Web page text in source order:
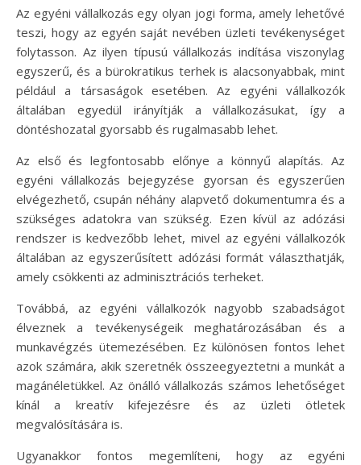
Az egyéni vállalkozás egy olyan jogi forma, amely lehetővé
teszi, hogy az egyén saját nevében üzleti tevékenységet
folytasson. Az ilyen típusú vállalkozás indítása viszonylag
egyszerű, és a bürokratikus terhek is alacsonyabbak, mint
például a társaságok esetében. Az egyéni vállalkozók
általában egyedül irányítják a vállalkozásukat, így a
döntéshozatal gyorsabb és rugalmasabb lehet.
Az első és legfontosabb előnye a könnyű alapítás. Az
egyéni vállalkozás bejegyzése gyorsan és egyszerűen
elvégezhető, csupán néhány alapvető dokumentumra és a
szükséges adatokra van szükség. Ezen kívül az adózási
rendszer is kedvezőbb lehet, mivel az egyéni vállalkozók
általában az egyszerűsített adózási formát választhatják,
amely csökkenti az adminisztrációs terheket.
Továbbá, az egyéni vállalkozók nagyobb szabadságot
élveznek a tevékenységeik meghatározásában és a
munkavégzés ütemezésében. Ez különösen fontos lehet
azok számára, akik szeretnék összeegyeztetni a munkát a
magánéletükkel. Az önálló vállalkozás számos lehetőséget
kínál a kreatív kifejezésre és az üzleti ötletek
megvalósítására is.
Ugyanakkor fontos megemlíteni, hogy az egyéni